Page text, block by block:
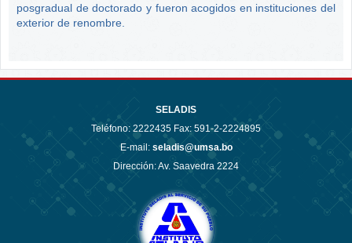
posgradual de doctorado y fueron acogidos en instituciones del
exterior de renombre.
SELADIS
Teléfono: 2222435 Fax: 591-2-2224895
E-mail: seladis@umsa.bo
Dirección: Av. Saavedra 2224